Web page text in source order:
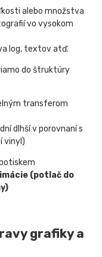
alebo množstva
vo vysokom
log, textov atď.
do štruktúry
transferom
dlhší v porovnaní s
vinyl)
(potlač do
grafiky a